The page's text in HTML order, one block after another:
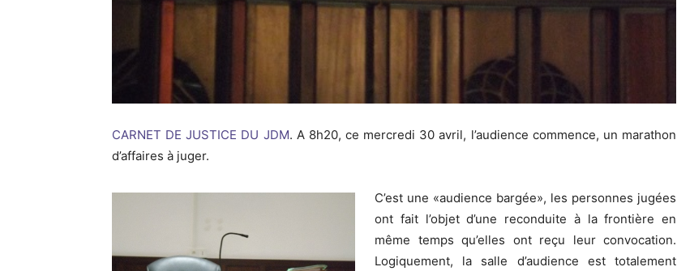
CARNET DE JUSTICE DU JDM. A 8h20, ce mercredi 30 avril, l’audience commence, un marathon
d’affaires à juger.
C’est une «audience bargée», les personnes jugées
ont fait l’objet d’une reconduite à la frontière en
même temps qu’elles ont reçu leur convocation.
Logiquement, la salle d’audience est totalement